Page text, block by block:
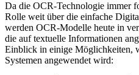
Da die OCR-Technologie immer
Rolle weit über die einfache
werden OCR-Modelle heute in
die auf textuelle Informationen
Einblick in einige Möglichkeiten,
Systemen angewendet wird: